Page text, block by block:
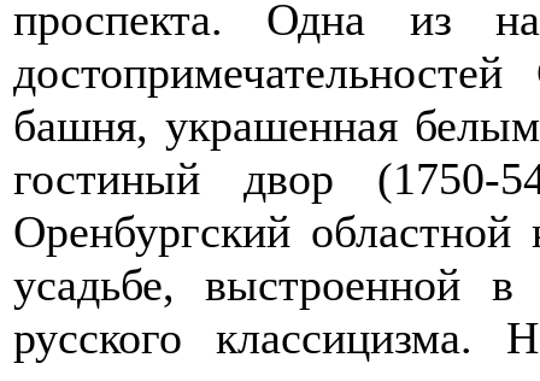
проспекта. Одна из
башня, украшенная
гостиный двор (1750-
Оренбургский
усадьбе, выстроенной
русского классицизма.